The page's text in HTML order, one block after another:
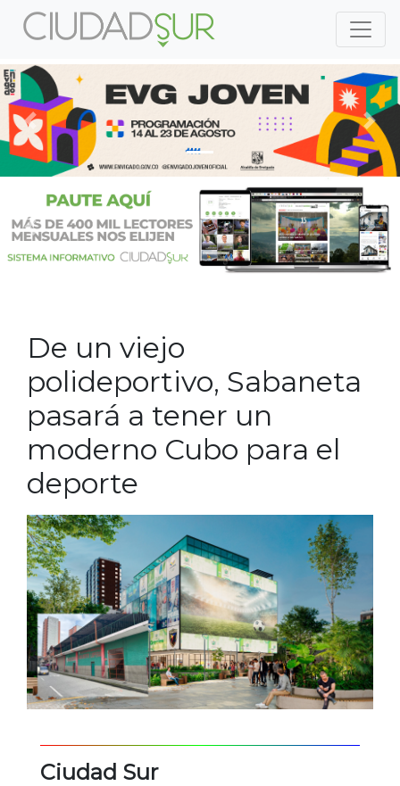
Previous
Previous
De un viejo
polideportivo, Sabaneta
pasará a tener un
moderno Cubo para el
deporte
Ciudad Sur